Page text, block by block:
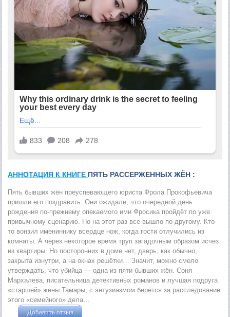
АННОТАЦИЯ К КНИГЕ ПЯТЬ РАССЕРЖЕННЫХ ЖЁН :
Пять бывших жён преуспевающего юриста Фрола Прокофьевича
пришли его поздравить. Они ожидали, что очередной день
рождения по-прежнему опекаемого ими Фросика пройдёт по уже
привычному сценарию. Но на этот раз все вышло по-другому. Кто-
то вонзил имениннику всердце нож, когда гости отлучились из
комнаты. А через некоторое время труп загадочным образом исчез
из квартиры. Но посторонних в доме нет, дверь, как обычно,
закрыта изнутри, а на окнах решётки… Значит, можно смело
утверждать, что убийца — одна из пяти бывших жён. Соня
Мархалева, писательница детективных романов и лучшая подруга
«старшей» жены Тамары, с энтузиазмом берётся за расследование
этого «семейного» дела…
Добавить отзыв